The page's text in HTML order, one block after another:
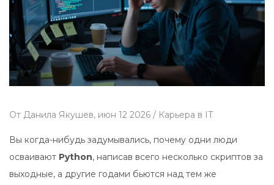
От Данила Якушев, июн 12 2026 / Карьера в IT
Вы когда-нибудь задумывались, почему одни люди
осваивают Python, написав всего несколько скриптов за
выходные, а другие годами бьются над тем же